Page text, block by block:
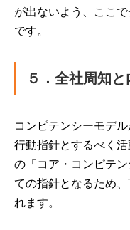
が出ないよう、ここ
です。
５．全社周知
コンピテンシーモデ
行動指針とするべく
の「コア・コンピテ
ての指針となるため
れます。